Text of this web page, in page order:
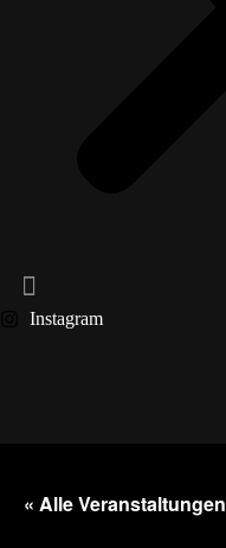
Instagram
« Alle Veranstaltungen